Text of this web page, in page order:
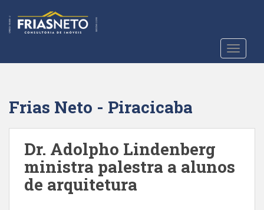
t
Frias Neto - Piracicaba
Dr. Adolpho Lindenberg
ministra palestra a alunos
de arquitetura